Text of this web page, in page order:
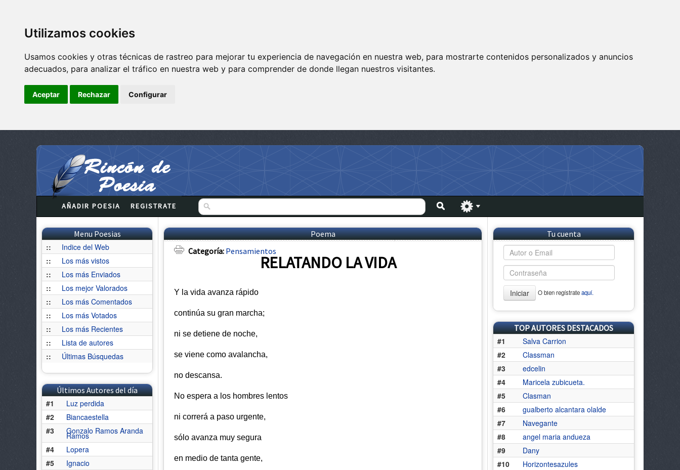
Utilizamos cookies
Usamos cookies y otras técnicas de rastreo para mejorar tu experiencia de navegación en nuestra web, para mostrarte contenidos personalizados y anuncios
adecuados, para analizar el tráfico en nuestra web y para comprender de donde llegan nuestros visitantes.
Aceptar Rechazar Configurar
AÑADIR POESIA REGISTRATE
Menu Poesias
::
Indice del Web
::
Los más vistos
::
Los más Enviados
::
Los mejor Valorados
::
Los más Comentados
::
Los más Votados
::
Los más Recientes
::
Lista de autores
::
Últimas Búsquedas
Últimos Autores del día
#1
Luz perdida
#2
Biancaestella
#3
Gonzalo Ramos Aranda
Ramos
#4
Lopera
#5
Ignacio
Poema
Categoría: Pensamientos
RELATANDO LA VIDA
Y la vida avanza rápido
continúa su gran marcha;
ni se detiene de noche,
se viene como avalancha,
no descansa.
No espera a los hombres lentos
ni correrá a paso urgente,
sólo avanza muy segura
en medio de tanta gente,
Tu cuenta
Iniciar O bien regístrateaquí.
TOP AUTORES DESTACADOS
#1
Salva Carrion
#2
Classman
#3
edcelin
#4
Maricela zubicueta.
#5
Clasman
#6
gualberto alcantara olalde
#7
Navegante
#8
angel maria andueza
#9
Dany
#10
Horizontesazules